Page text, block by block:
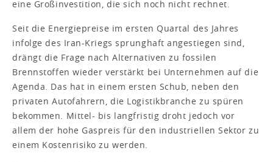
eine Großinvestition, die sich noch nicht rechnet.
Seit die Energiepreise im ersten Quartal des Jahres
infolge des Iran-Kriegs sprunghaft angestiegen sind,
drängt die Frage nach Alternativen zu fossilen
Brennstoffen wieder verstärkt bei Unternehmen auf die
Agenda. Das hat in einem ersten Schub, neben den
privaten Autofahrern, die Logistikbranche zu spüren
bekommen. Mittel- bis langfristig droht jedoch vor
allem der hohe Gaspreis für den industriellen Sektor zu
einem Kostenrisiko zu werden.